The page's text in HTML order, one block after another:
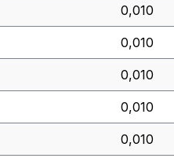
0,010
0,010
0,010
0,010
0,010